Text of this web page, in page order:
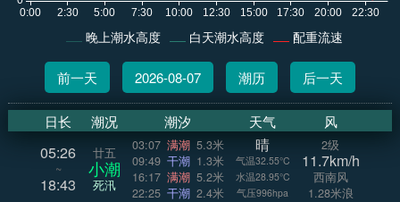
晚上潮水高度 白天潮水高度 配重流速
前一天 2026-08-07 潮历 后一天
日长 潮况 潮汐 天气 风
05:26
~
18:43
廿五
小潮
死汛
03:07 满潮 5.3米
09:49 干潮 1.3米
16:17 满潮 5.2米
22:25 干潮 2.4米
晴
气温32.55°C
水温28.95°C
气压996hpa
2级
11.7km/h
西南风
1.28米浪